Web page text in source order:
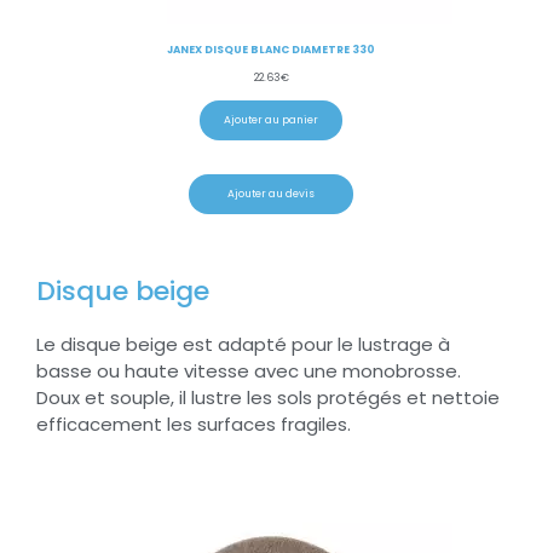
JANEX DISQUE BLANC DIAMETRE 330
22.63€
Ajouter au panier
Ajouter au devis
Disque beige
Le disque beige est adapté pour le lustrage à
basse ou haute vitesse avec une monobrosse.
Doux et souple, il lustre les sols protégés et nettoie
efficacement les surfaces fragiles.